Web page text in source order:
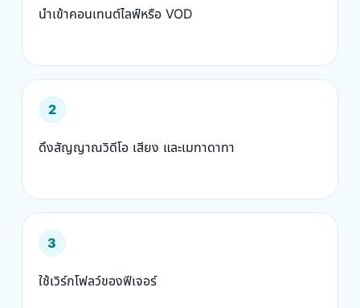
นำเข้าคอนเทนต์ไลฟ์หรือ VOD
2
ดึงสัญญาณวิดีโอ เสียง และเมทาดาทา
3
ใช้เวิร์กโฟลว์ของฟีเจอร์